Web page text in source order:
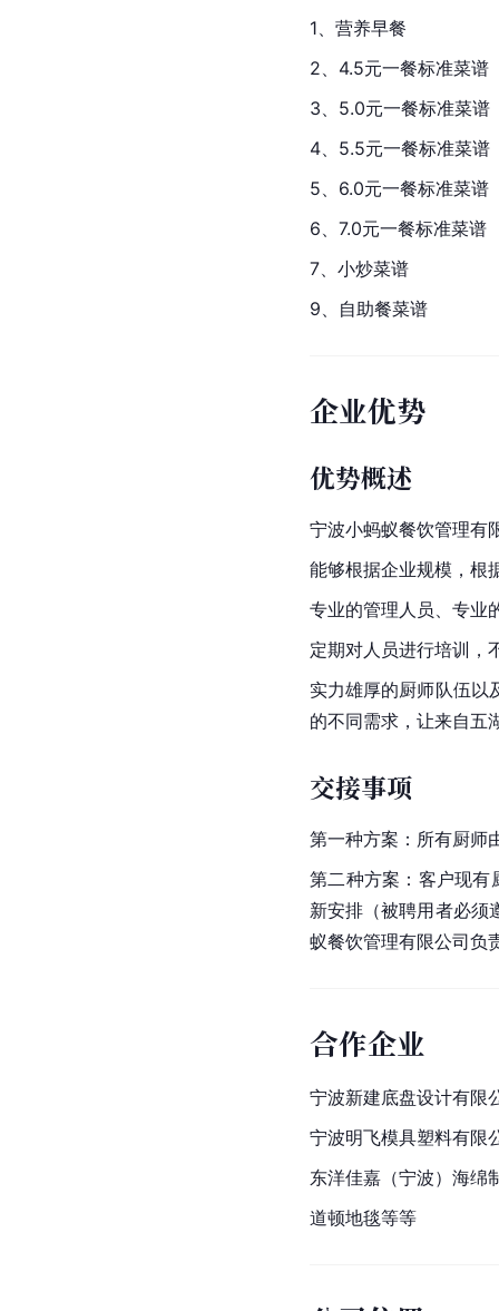
1、营养早餐
2、4.5元一餐标准菜谱
3、5.0元一餐标准菜谱
4、5.5元一餐标准菜谱
5、6.0元一餐标准菜谱
6、7.0元一餐标准菜谱
7、小炒菜谱
9、自助餐菜谱
企业优势
优势概述
宁波小蚂蚁餐饮管理有
能够根据企业规模，根
专业的管理人员、专业
定期对人员进行培训，
实力雄厚的厨师队伍以
的不同需求，让来自五
交接事项
第一种方案：所有厨师
第二种方案：客户现有
新安排（被聘用者必须
蚁餐饮管理有限公司负
合作企业
宁波新建底盘设计有限
宁波明飞模具塑料有限
东洋佳嘉（宁波）海绵
道顿地毯等等